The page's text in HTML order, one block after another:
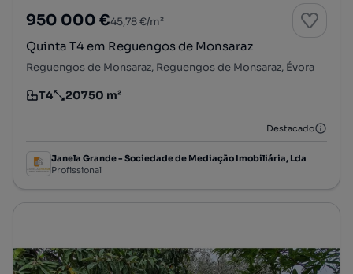
950 000 €45,78 €/m²
Quinta T4 em Reguengos de Monsaraz
Reguengos de Monsaraz, Reguengos de Monsaraz, Évora
Tipologia
T4
Preço por metro quadrado
20750 m²
Destacado
Janela Grande - Sociedade de Mediação Imobiliária, Lda
Profissional